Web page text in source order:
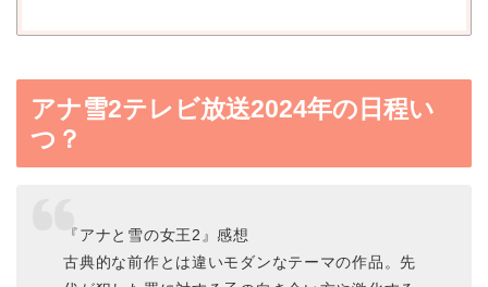
アナ雪2テレビ放送2024年の日程い
つ？
『アナと雪の女王2』感想
古典的な前作とは違いモダンなテーマの作品。先